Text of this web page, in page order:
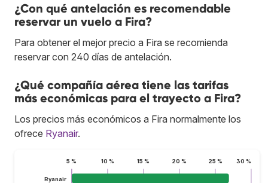
¿Con qué antelación es recomendable
reservar un vuelo a Fira?
Para obtener el mejor precio a Fira se recomienda
reservar con 240 días de antelación.
¿Qué compañía aérea tiene las tarifas
más económicas para el trayecto a Fira?
Los precios más económicos a Fira normalmente los
ofrece Ryanair.
5 % 10 % 15 % 20 % 25 % 30 %
Ryanair